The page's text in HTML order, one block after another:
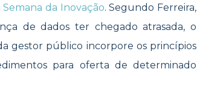
da Inovação. Segundo Ferreira,
de dados ter chegado atrasada, o
gestor público incorpore os princípios
para oferta de determinado